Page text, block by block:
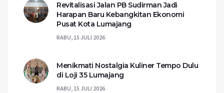
Revitalisasi Jalan PB Sudirman Jadi
Harapan Baru Kebangkitan Ekonomi
Pusat Kota Lumajang
RABU, 15 JULI 2026
Menikmati Nostalgia Kuliner Tempo Dulu
di Loji 35 Lumajang
RABU, 15 JULI 2026